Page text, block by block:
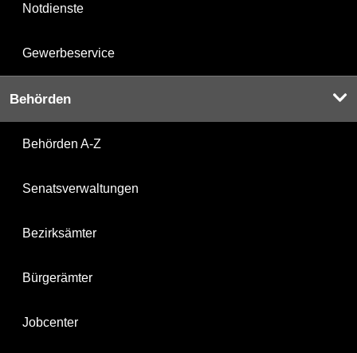
Notdienste
Gewerbeservice
Behörden
Behörden A-Z
Senatsverwaltungen
Bezirksämter
Bürgerämter
Jobcenter